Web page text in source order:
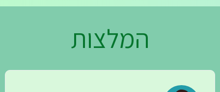
המלצות